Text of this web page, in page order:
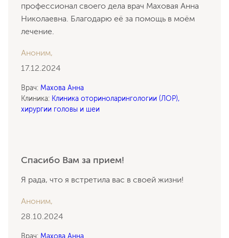
профессионал своего дела врач Маховая Анна
Николаевна. Благодарю её за помощь в моём
лечение.
Аноним,
17.12.2024
Врач: Махова Анна
Клиника: Клиника оториноларингологии (ЛОР),
хирургии головы и шеи
Спасибо Вам за прием!
Я рада, что я встретила вас в своей жизни!
Аноним,
28.10.2024
Врач: Махова Анна